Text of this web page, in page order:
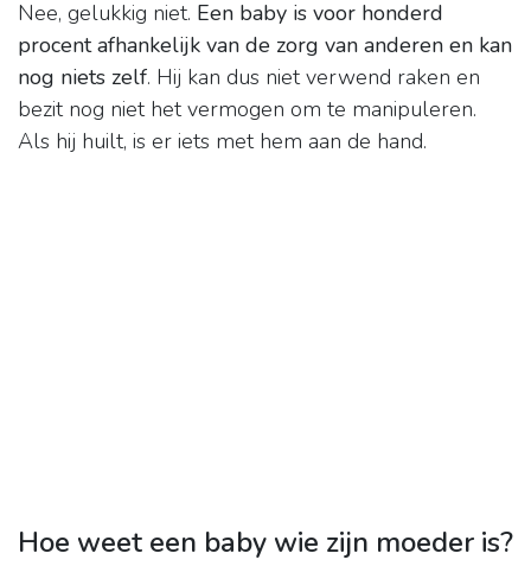
Nee, gelukkig niet. Een baby is voor honderd
procent afhankelijk van de zorg van anderen en kan
nog niets zelf. Hij kan dus niet verwend raken en
bezit nog niet het vermogen om te manipuleren.
Als hij huilt, is er iets met hem aan de hand.
Hoe weet een baby wie zijn moeder is?